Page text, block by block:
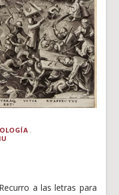
a las letras para